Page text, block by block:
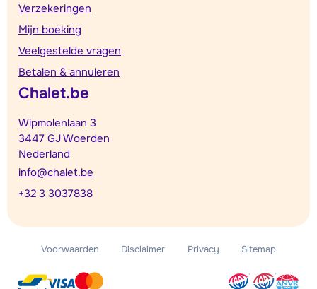
Verzekeringen
Mijn boeking
Veelgestelde vragen
Betalen & annuleren
Chalet.be
Wipmolenlaan 3
3447 GJ Woerden
Nederland
info@chalet.be
+32 3 3037838
Voorwaarden Disclaimer Privacy Sitemap